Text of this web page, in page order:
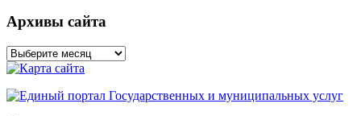
Архивы сайта
Архивы
сайта